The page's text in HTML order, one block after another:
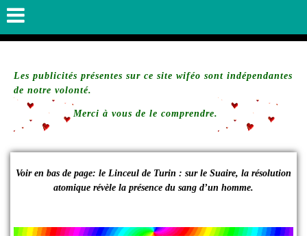
Les publicités présentes sur ce site wiféo sont indépendantes
de notre volonté.
Merci à vous de le comprendre.
Voir en bas de page: le Linceul de Turin : sur le Suaire, la résolution
atomique révèle la présence du sang d’un homme.